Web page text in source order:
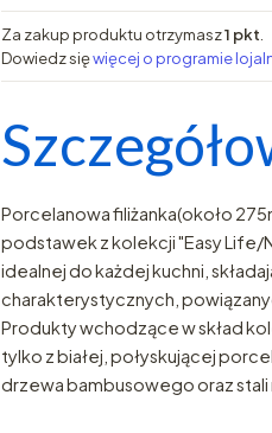
Za zakup produktu otrzymasz1 pkt
Dowiedz sięwięcej o programie
Porcelanowa filiżanka(około
podstawek z kolekcji "Easy Life/
idealnej do każdej kuchni,
charakterystycznych,
Produkty wchodzące w skład
tylko z białej, połyskującej
drzewa bambusowego oraz stali